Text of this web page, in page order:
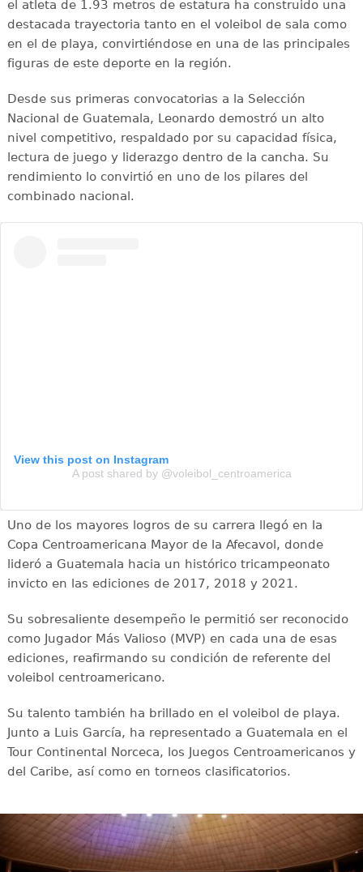
el atleta de 1.93 metros de estatura ha construido una
destacada trayectoria tanto en el voleibol de sala como
en el de playa, convirtiéndose en una de las principales
figuras de este deporte en la región.
Desde sus primeras convocatorias a la Selección
Nacional de Guatemala, Leonardo demostró un alto
nivel competitivo, respaldado por su capacidad física,
lectura de juego y liderazgo dentro de la cancha. Su
rendimiento lo convirtió en uno de los pilares del
combinado nacional.
View this post on Instagram
A post shared by @voleibol_centroamerica
Uno de los mayores logros de su carrera llegó en la
Copa Centroamericana Mayor de la Afecavol, donde
lideró a Guatemala hacia un histórico tricampeonato
invicto en las ediciones de 2017, 2018 y 2021.
Su sobresaliente desempeño le permitió ser reconocido
como Jugador Más Valioso (MVP) en cada una de esas
ediciones, reafirmando su condición de referente del
voleibol centroamericano.
Su talento también ha brillado en el voleibol de playa.
Junto a Luis García, ha representado a Guatemala en el
Tour Continental Norceca, los Juegos Centroamericanos y
del Caribe, así como en torneos clasificatorios.